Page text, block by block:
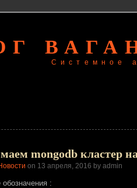
Системное
mongodb кластер
on 13 апреля, 2016 by admin
: